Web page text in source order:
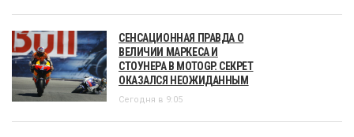
СЕНСАЦИОННАЯ ПРАВДА О
ВЕЛИЧИИ МАРКЕСА И
СТОУНЕРА В MOTOGP. СЕКРЕТ
ОКАЗАЛСЯ НЕОЖИДАННЫМ
Сегодня в 9:05